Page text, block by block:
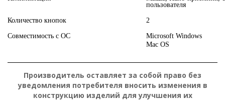
пользователя
Количество кнопок 2
Совместимость с ОС
Microsoft Windows
Mac OS
д
о
б
н
е
е
Производитель оставляет за собой право без
уведомления потребителя вносить изменения в
конструкцию изделий для улучшения их